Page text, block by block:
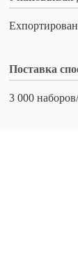
Поставка
3 000